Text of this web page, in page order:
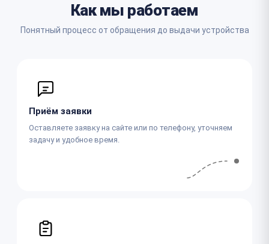
Как мы работаем
Понятный процесс от обращения до выдачи устройства
Приём заявки
Оставляете заявку на сайте или по телефону, уточняем
задачу и удобное время.